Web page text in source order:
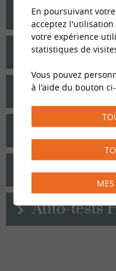
VIH
Syphilis
Gonorrhée
Hépatites
Auto-tests
En poursuivant
acceptez
votre expérience
statistiques de
Vous pouvez
à l'aide du bouton ci-
MES